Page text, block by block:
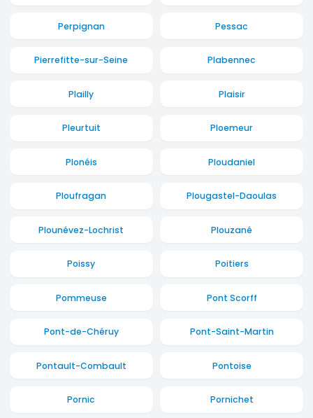
Perpignan Pessac
Pierrefitte-sur-Seine Plabennec
Plailly Plaisir
Pleurtuit Ploemeur
Plonéis Ploudaniel
Ploufragan Plougastel-Daoulas
Plounévez-Lochrist Plouzané
Poissy Poitiers
Pommeuse Pont Scorff
Pont-de-Chéruy Pont-Saint-Martin
Pontault-Combault Pontoise
Pornic Pornichet